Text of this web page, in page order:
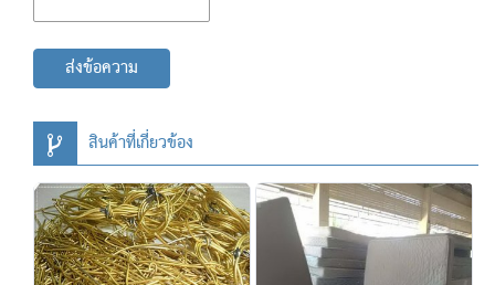
ส่งข้อความ
สินค้าที่เกี่ยวข้อง